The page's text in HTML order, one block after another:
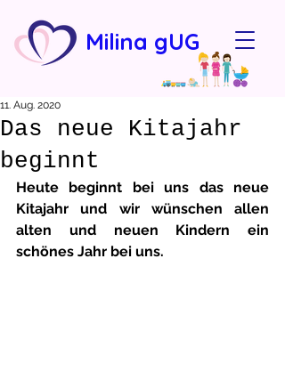
Milina gUG
Das neue Kitajahr
beginnt
11. Aug. 2020
Heute beginnt bei uns das neue
Kitajahr und wir wünschen allen
alten und neuen Kindern ein
schönes Jahr bei uns.